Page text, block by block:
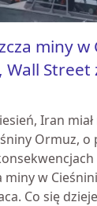
miny w
Wall Street
Iran
Ormuz, o
w
Co się